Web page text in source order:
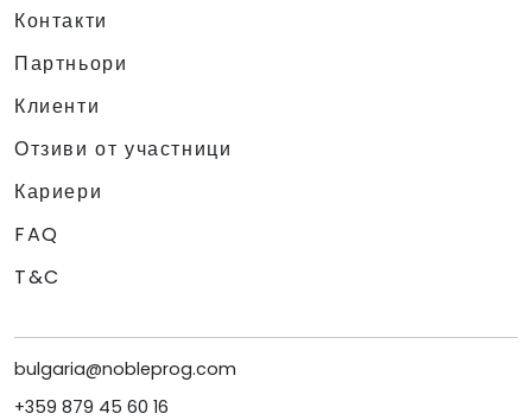
Контакти
Партньори
Клиенти
Отзиви от участници
Кариери
FAQ
T&C
bulgaria@nobleprog.com
+359 879 45 60 16